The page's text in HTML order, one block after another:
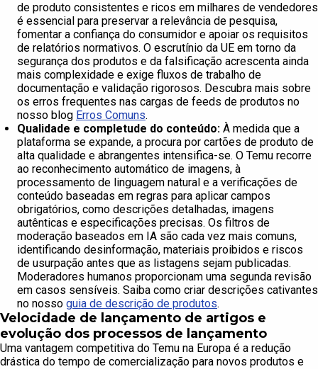
de produto consistentes e ricos em milhares de vendedores
é essencial para preservar a relevância de pesquisa,
fomentar a confiança do consumidor e apoiar os requisitos
de relatórios normativos. O escrutínio da UE em torno da
segurança dos produtos e da falsificação acrescenta ainda
mais complexidade e exige fluxos de trabalho de
documentação e validação rigorosos. Descubra mais sobre
os erros frequentes nas cargas de feeds de produtos no
nosso blog Erros Comuns.
Qualidade e completude do conteúdo: À medida que a
plataforma se expande, a procura por cartões de produto de
alta qualidade e abrangentes intensifica-se. O Temu recorre
ao reconhecimento automático de imagens, à
processamento de linguagem natural e a verificações de
conteúdo baseadas em regras para aplicar campos
obrigatórios, como descrições detalhadas, imagens
autênticas e especificações precisas. Os filtros de
moderação baseados em IA são cada vez mais comuns,
identificando desinformação, materiais proibidos e riscos
de usurpação antes que as listagens sejam publicadas.
Moderadores humanos proporcionam uma segunda revisão
em casos sensíveis. Saiba como criar descrições cativantes
no nosso guia de descrição de produtos.
Velocidade de lançamento de artigos e
evolução dos processos de lançamento
Uma vantagem competitiva do Temu na Europa é a redução
drástica do tempo de comercialização para novos produtos e